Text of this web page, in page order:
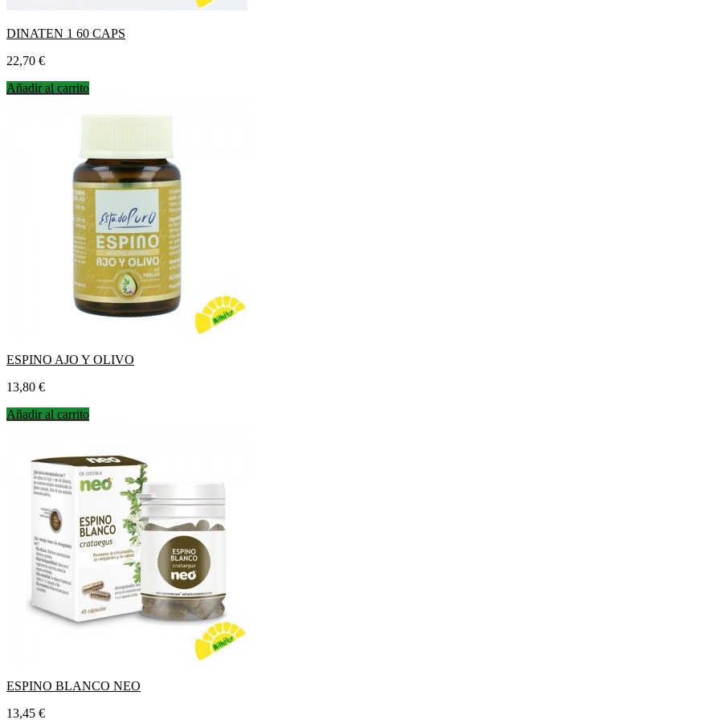
DINATEN 1 60 CAPS
Precio
22,70 €
Añadir al carrito
ESPINO AJO Y OLIVO
Precio
13,80 €
Añadir al carrito
ESPINO BLANCO NEO
Precio
13,45 €